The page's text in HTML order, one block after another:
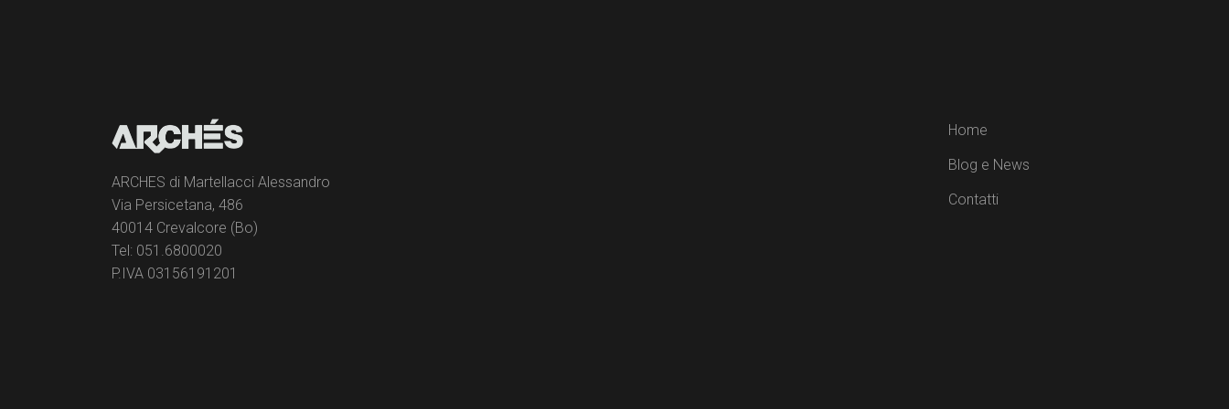
ARCHES di Martellacci Alessandro
Via Persicetana, 486
40014 Crevalcore (Bo)
Tel: 051.6800020
P.IVA 03156191201
Home
Blog e News
Contatti